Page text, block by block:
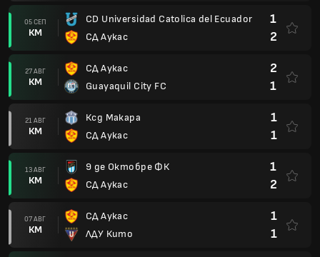
05 СЕП
КМ
CD Universidad Catolica del Ecuador
СД Аукас
1
2
27 АВГ
КМ
СД Аукас
Guayaquil City FC
2
1
21 АВГ
КМ
Ксд Макара
СД Аукас
1
1
13 АВГ
КМ
9 де Октобре ФК
СД Аукас
1
2
07 АВГ
КМ
СД Аукас
ЛДУ Кито
1
1